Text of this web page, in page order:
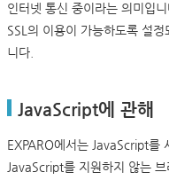
인터넷 통신 중이라는 의미입니
SSL의 이용이 가능하도록 설
니다.
JavaScript에 관해
EXPARO에서는 JavaScript를
JavaScript를 지원하지 않는